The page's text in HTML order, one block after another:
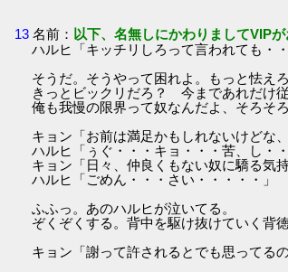
13 名前： 以下、名無しにかわりましてVIPが
ハルヒ「キッチリしろって言われても・・
そうだ。そうやって困れよ。もっと怯えろ
きっとビックリだろ？ 今まであれだけ
俺も我慢の限界って奴なんだよ、そろそろ
キョン「お前は満足かもしれないけどな
ハルヒ「ぅぐ・・・キョ・・・苦、し・・
キョン「日々、仲良くもない奴に驕る気
ハルヒ「ごめん・・・さい・・・・・」
ふふっ。あのハルヒが泣いてる。
ぞくぞくする。背中を駆け抜けていく背
キョン「謝って許されるとでも思ってるの